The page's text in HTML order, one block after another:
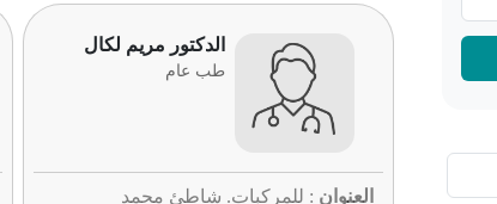
الدكتور مريم لكال
طب عام
العنوان : للمركبات. شاطئ محمد